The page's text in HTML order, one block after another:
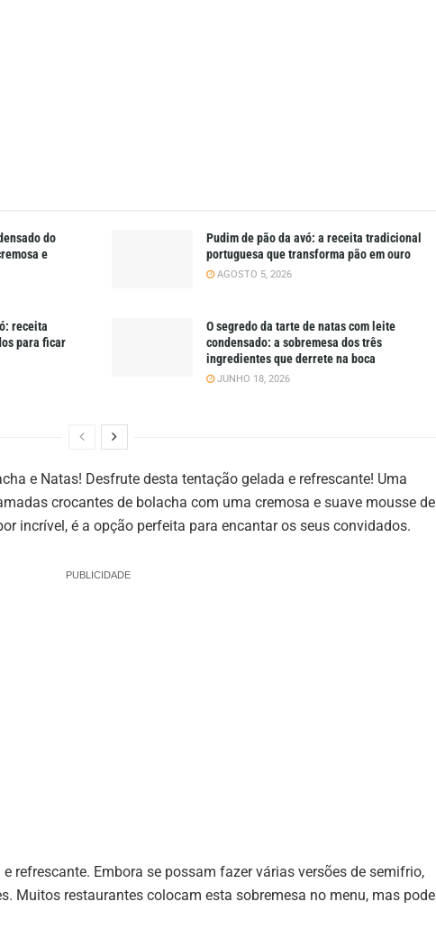
do
e
Pudim de pão da avó: a receita tradicional
portuguesa que transforma pão em ouro
AGOSTO 5, 2026
receita
para ficar
O segredo da tarte de natas com leite
condensado: a sobremesa dos três
ingredientes que derrete na boca
JUNHO 18, 2026
e Natas! Desfrute desta tentação gelada e refrescante! Uma
crocantes de bolacha com uma cremosa e suave mousse de
incrível, é a opção perfeita para encantar os seus convidados.
PUBLICIDADE
refrescante. Embora se possam fazer várias versões de semifrio,
Muitos restaurantes colocam esta sobremesa no menu, mas pode